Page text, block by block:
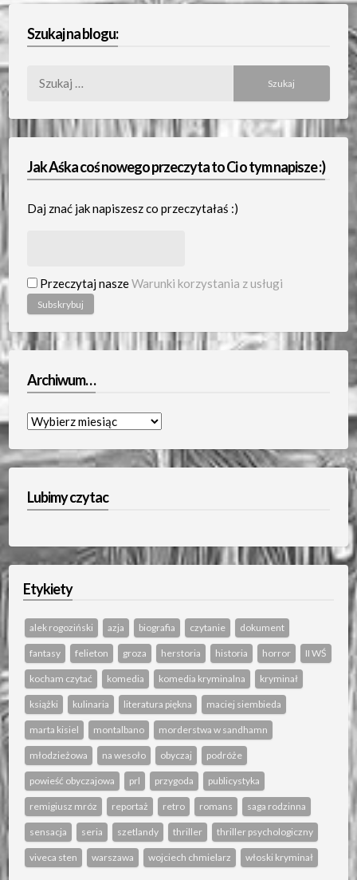
Szukaj na blogu:
Jak Aśka coś nowego przeczyta to Ci o tym napisze :)
Daj znać jak napiszesz co przeczytałaś :)
Przeczytaj naszeWarunki korzystania z usługi
Archiwum…
Archiwum…
Lubimy czytac
Etykiety
alek rogoziński azja biografia czytanie dokument
fantasy felieton groza herstoria historia horror II WŚ
kocham czytać komedia komedia kryminalna kryminał
książki kulinaria literatura piękna maciej siembieda
marta kisiel montalbano morderstwa w sandhamn
młodzieżowa na wesoło obyczaj podróże
powieść obyczajowa prl przygoda publicystyka
remigiusz mróz reportaż retro romans saga rodzinna
sensacja seria szetlandy thriller thriller psychologiczny
viveca sten warszawa wojciech chmielarz włoski kryminał